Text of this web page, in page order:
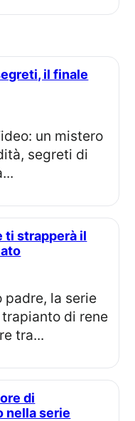
segreti di
di rene
tra...
nella serie